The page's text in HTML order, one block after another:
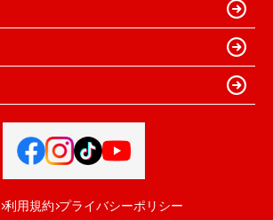
利用規約 プライバシーポリシー